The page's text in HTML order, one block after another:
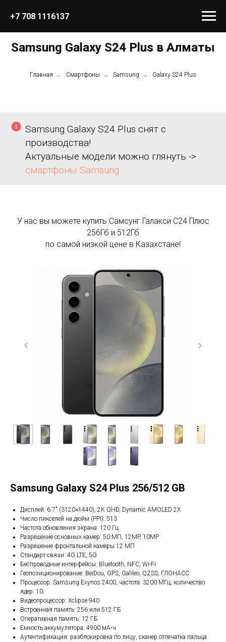
+7 708 1116137
Samsung Galaxy S24 Plus в Алматы
Главная → Смартфоны → Samsung → Galaxy S24 Plus
Samsung Galaxy S24 Plus снят с
производства!
Актуальные модели можно глянуть ->
смартфоны Samsung.
У нас вы можете купить Самсунг Галакси С24 Плюс
256Гб и 512Гб
по самой низкой цене в Казахстане!
Samsung Galaxy S24 Plus 256/512 GB
Дисплей: 6.7" (3120×1440), 2K QHD, Dynamic AMOLED 2X
Число пикселей на дюйм (PPI): 513
Частота обновления экрана: 120 Гц
Разрешение основных камер: 50 МП, 12MP, 10MP
Разрешение фронтальной камеры:12 МП
Стандарт связи: 4G LTE, 5G
Беспроводные интерфейсы: Bluetooth, NFC, Wi-Fi
Геопозиционирование: BeiDou, GPS, Galileo, QZSS, ГЛОНАСС
Процессор: Samsung Exynos 2400, частота: 3200 МГц; количество
ядер: 10;
Видеопроцессор: Xclipse 940
Встроенная память: 256 или 512 ГБ
Оперативная память: 12 ГБ
Емкость аккумулятора: 4900 мА⋅ч
Аутентификация: разблокировка по лицу, сканер отпечатка пальца